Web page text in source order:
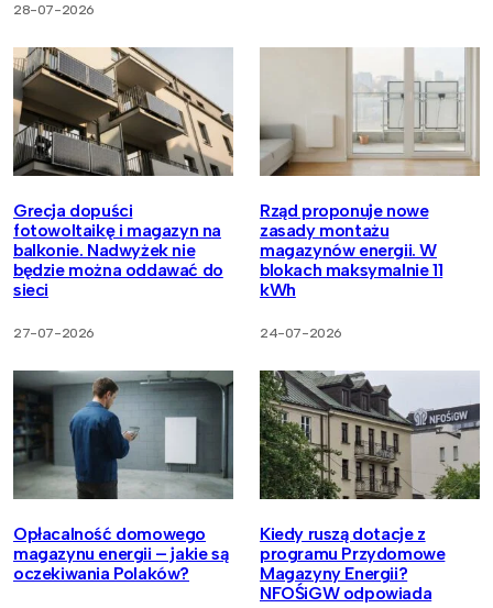
28-07-2026
Grecja dopuści
fotowoltaikę i magazyn na
balkonie. Nadwyżek nie
będzie można oddawać do
sieci
27-07-2026
Rząd proponuje nowe
zasady montażu
magazynów energii. W
blokach maksymalnie 11
kWh
24-07-2026
Opłacalność domowego
magazynu energii – jakie są
oczekiwania Polaków?
Kiedy ruszą dotacje z
programu Przydomowe
Magazyny Energii?
NFOŚiGW odpowiada